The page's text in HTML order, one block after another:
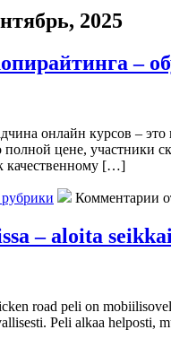
2025
–
онлайн курсов –
цене, участники
качественному […]
рубрики Комментарии
– aloita
road peli on
Peli alkaa helposti,